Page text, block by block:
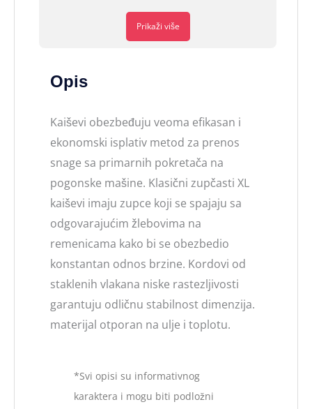
Prikaži više
Opis
Kaiševi obezbeđuju veoma efikasan i
ekonomski isplativ metod za prenos
snage sa primarnih pokretača na
pogonske mašine. Klasični zupčasti XL
kaiševi imaju zupce koji se spajaju sa
odgovarajućim žlebovima na
remenicama kako bi se obezbedio
konstantan odnos brzine. Kordovi od
staklenih vlakana niske rastezljivosti
garantuju odličnu stabilnost dimenzija.
materijal otporan na ulje i toplotu.
*Svi opisi su informativnog
karaktera i mogu biti podložni